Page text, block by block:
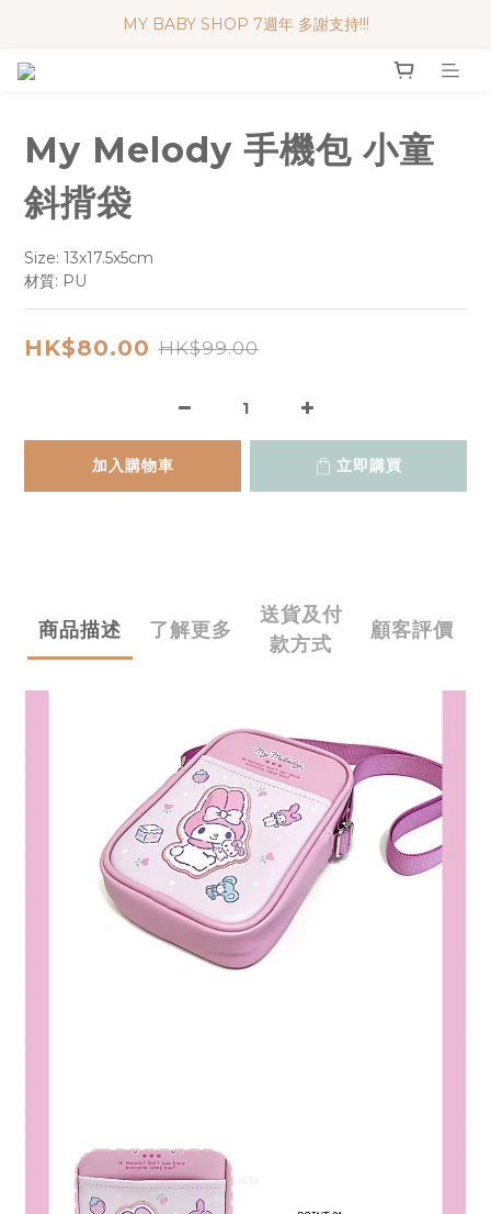
便利妥口罩 限時優惠 買一送一
MY BABY SHOP 7週年 多謝支持!!!
My Melody 手機包 小童
斜揹袋
Size: 13x17.5x5cm
材質: PU
HK$80.00 HK$99.00
加入購物車 立即購買
商品描述 了解更多
送貨及付
款方式
顧客評價